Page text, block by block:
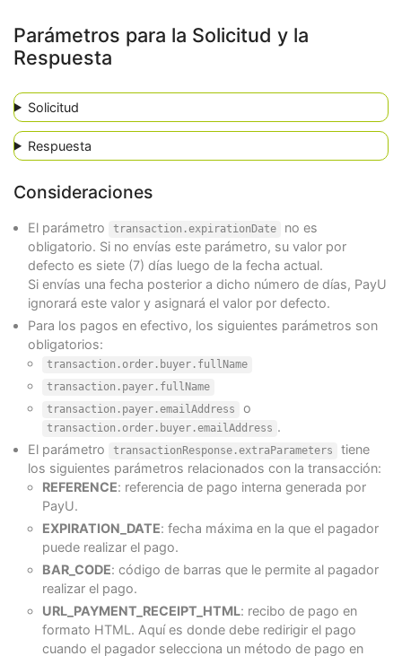
Parámetros para la Solicitud y la
Respuesta
Solicitud
Respuesta
Consideraciones
El parámetro transaction.expirationDate
no es
obligatorio. Si no envías este parámetro, su valor por
defecto es siete (7) días luego de la fecha actual.
Si envías una fecha posterior a dicho número de días, PayU
ignorará este valor y asignará el valor por defecto.
Para los pagos en efectivo, los siguientes parámetros son
obligatorios:
transaction.order.buyer.fullName
transaction.payer.fullName
transaction.payer.emailAddress
o
transaction.order.buyer.emailAddress .
El parámetro
transactionResponse.extraParameters
tiene
los siguientes parámetros relacionados con la transacción:
REFERENCE: referencia de pago interna generada por
PayU.
EXPIRATION_DATE: fecha máxima en la que el pagador
puede realizar el pago.
BAR_CODE: código de barras que le permite al pagador
realizar el pago.
URL_PAYMENT_RECEIPT_HTML: recibo de pago en
formato HTML. Aquí es donde debe redirigir el pago
cuando el pagador selecciona un método de pago en